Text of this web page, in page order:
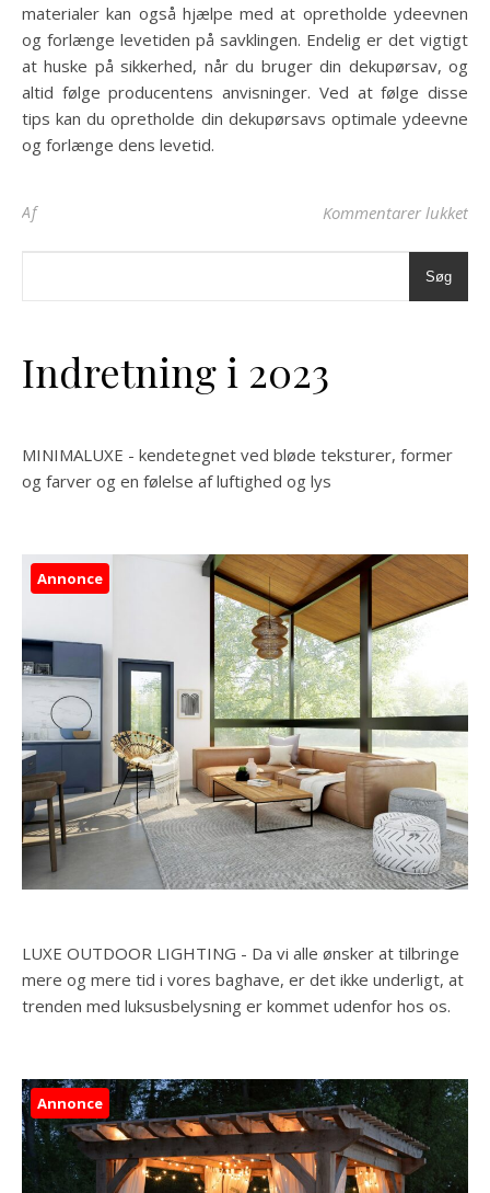
materialer kan også hjælpe med at opretholde ydeevnen
og forlænge levetiden på savklingen. Endelig er det vigtigt
at huske på sikkerhed, når du bruger din dekupørsav, og
altid følge producentens anvisninger. Ved at følge disse
tips kan du opretholde din dekupørsavs optimale ydeevne
og forlænge dens levetid.
Af Kommentarer lukkettil
Søg
Indretning i 2023
MINIMALUXE - kendetegnet ved bløde teksturer, former
og farver og en følelse af luftighed og lys
Annonce
LUXE OUTDOOR LIGHTING - Da vi alle ønsker at tilbringe
mere og mere tid i vores baghave, er det ikke underligt, at
trenden med luksusbelysning er kommet udenfor hos os.
Annonce